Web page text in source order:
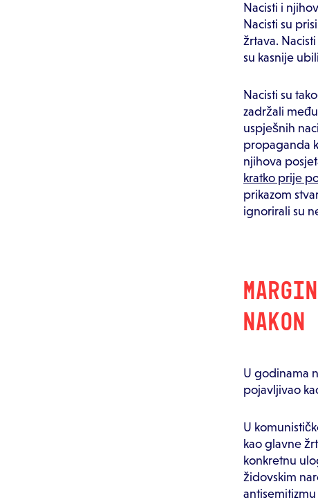
Nacisti i
Nacisti su
žrtava.
su kasnije
Nacisti su
zadržali
uspješnih
propaganda
njihova
kratko prije
prikazom
ignorirali su
NAKON
U godinama
pojavljivao
U
kao glavne
konkretnu
židovskim